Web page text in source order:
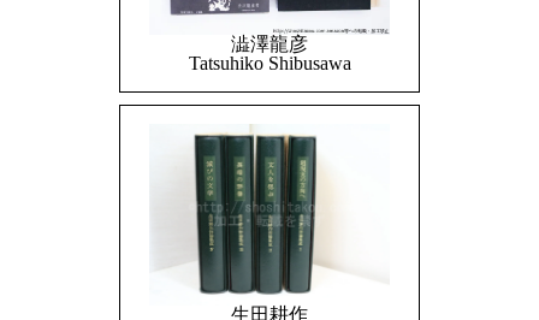
澁澤龍彦
Tatsuhiko Shibusawa
生田耕作